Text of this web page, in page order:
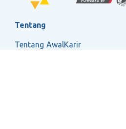
Tentang
Tentang AwalKarir